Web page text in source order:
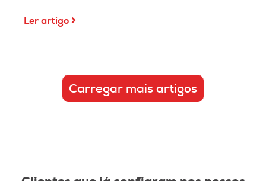
Ler artigo
Carregar mais artigos